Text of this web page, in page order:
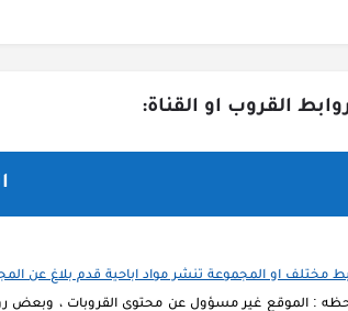
القروب او القناة:
مختلف او المجموعة تنشر مواد اباحية قدم بلاغ عن
: الموقع غير مسؤول عن محتوى القروبات ، وبعض